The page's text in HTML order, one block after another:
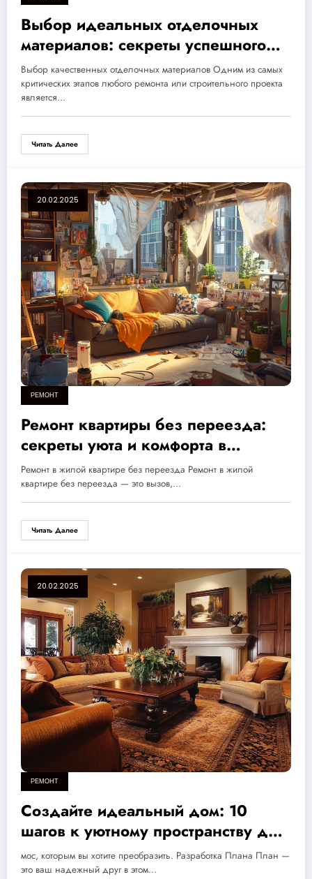
Выбор идеальных отделочных
материалов: секреты успешного
ремонта от экспертов
Выбор качественных отделочных материалов Одним из самых
критических этапов любого ремонта или строительного проекта
является…
Читать Далее
20.02.2025
РЕМОНТ
Ремонт квартиры без переезда:
секреты уюта и комфорта в
условиях строительного хаоса
Ремонт в жилой квартире без переезда Ремонт в жилой
квартире без переезда — это вызов,…
Читать Далее
20.02.2025
РЕМОНТ
Создайте идеальный дом: 10
шагов к уютному пространству для
жизни и комфорта
мос, которым вы хотите преобразить. Разработка Плана План —
это ваш надежный друг в этом…